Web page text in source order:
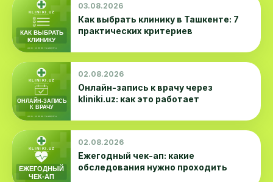
03.08.2026
Как выбрать клинику в Ташкенте: 7
практических критериев
02.08.2026
Онлайн-запись к врачу через
kliniki.uz: как это работает
02.08.2026
Ежегодный чек-ап: какие
обследования нужно проходить